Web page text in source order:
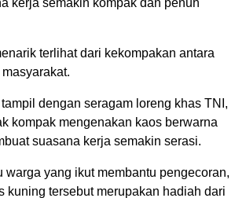
kerja semakin kompak dan penuh
terlihat dari kekompakan antara
dengan seragam loreng khas TNI,
kompak mengenakan kaos berwarna
suasana kerja semakin serasi.
warga yang ikut membantu pengecoran,
kuning tersebut merupakan hadiah dari